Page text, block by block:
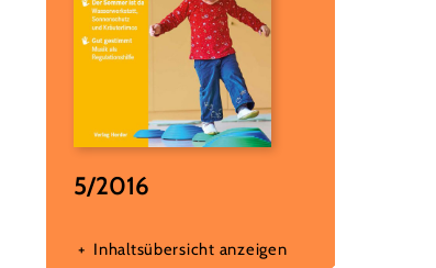
5/2016
Inhaltsübersicht anzeigen